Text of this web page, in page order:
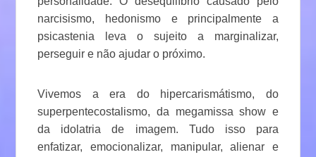
narcisismo, hedonismo e principalmente a
psicastenia leva o sujeito a marginalizar,
perseguir e não ajudar o próximo.
Vivemos a era do hipercarismátismo, do
superpentecostalismo, da megamissa show e
da idolatria de imagem. Tudo isso para
enfatizar, emocionalizar, manipular, alienar e